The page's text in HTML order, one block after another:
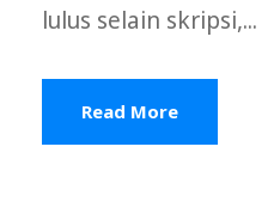
lulus selain skripsi,...
Read More